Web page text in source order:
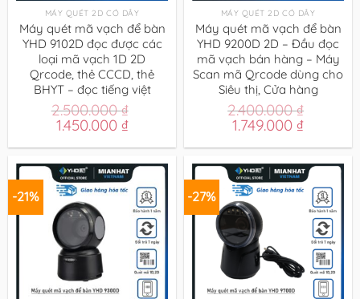
MÁY QUÉT 2D CÓ DÂY
Máy quét mã vạch để bàn
YHD 9102D đọc được các
loại mã vạch 1D 2D
Qrcode, thẻ CCCD, thẻ
BHYT – đọc tiếng việt
2.500.000₫
Giá
là:
2.500.000 ₫.
1.450.000 ₫Giá
tại
là:
1.450.000 ₫.
MÁY QUÉT 2D CÓ DÂY
Máy quét mã vạch để bàn
YHD 9200D 2D – Đầu đọc
mã vạch bán hàng – Máy
Scan mã Qrcode dùng cho
Siêu thị, Cửa hàng
2.400.000₫
Giá
là:
2.400.000 ₫.
1.749.000 ₫Giá
tại
là:
-21% -27%